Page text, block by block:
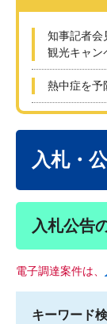
知事記者会
観光キャン
熱中症を予
入札・
入札公告
電子調達案件は、
キーワード